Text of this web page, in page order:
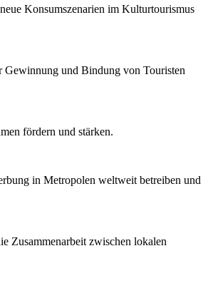
Konsumszenarien im Kulturtourismus
Gewinnung und Bindung von Touristen
fördern und stärken.
in Metropolen weltweit betreiben und
Zusammenarbeit zwischen lokalen